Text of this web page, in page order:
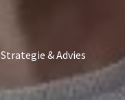
Strategie & Advies